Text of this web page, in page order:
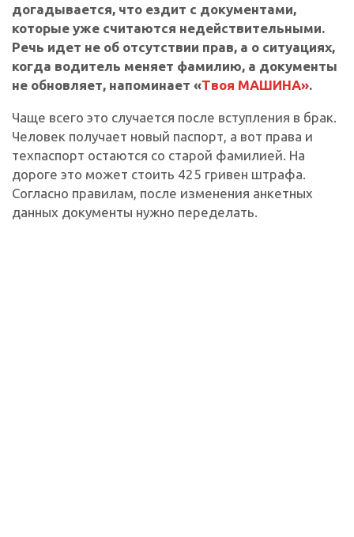
догадывается, что ездит с документами,
которые уже считаются недействительными.
Речь идет не об отсутствии прав, а о ситуациях,
когда водитель меняет фамилию, а документы
не обновляет, напоминает «Твоя МАШИНА».
Чаще всего это случается после вступления в брак.
Человек получает новый паспорт, а вот права и
техпаспорт остаются со старой фамилией. На
дороге это может стоить 425 гривен штрафа.
Согласно правилам, после изменения анкетных
данных документы нужно переделать.